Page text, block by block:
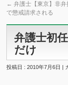
← 弁護士【東京】非
で懲戒請求される
弁護士初
だけ
投稿日 : 2010年7月6日 |